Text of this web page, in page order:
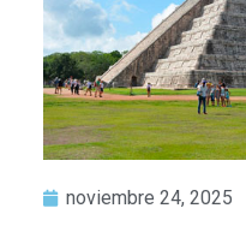
noviembre 24, 2025